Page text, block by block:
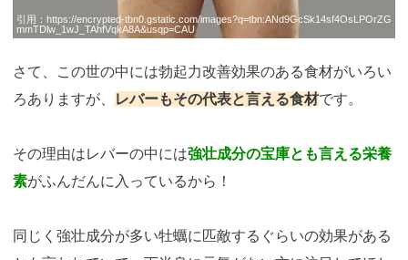
引用： https://encrypted-tbn0.gstatic.com/images?q=tbn:ANd9GcSk14sf4OsLPOrZG
mmTDlw_1wJ_TAhfVqkA8A&usqp=CAU
さて、この世の中には勃起力改善効果のある食材がいろい
ろありますが、
レバーもその代表と言える食材です。
その理由はレバーの中には強壮成分の宝庫とも言える栄養
素がふんだんに入っているから！
同じく強壮成分が多い牡蠣に匹敵するぐらいの効果がある